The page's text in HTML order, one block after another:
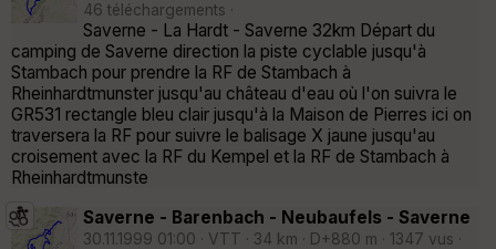
46 téléchargements ·
Saverne - La Hardt - Saverne 32km Départ du
camping de Saverne direction la piste cyclable jusqu'à
Stambach pour prendre la RF de Stambach à
Rheinhardtmunster jusqu'au château d'eau où l'on suivra le
GR531 rectangle bleu clair jusqu'à la Maison de Pierres ici on
traversera la RF pour suivre le balisage X jaune jusqu'au
croisement avec la RF du Kempel et la RF de Stambach à
Rheinhardtmunste
Saverne - Barenbach - Neubaufels - Saverne
30.11.1999 01:00 · VTT · 34 km · D+880 m · 1347 vus ·